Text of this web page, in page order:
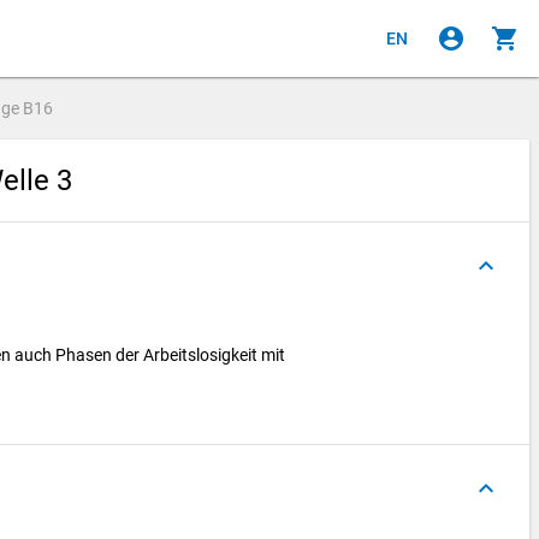
EN account_circle shopping_cart
B16
3
keyboard_arrow_up
auch Phasen der Arbeitslosigkeit mit
keyboard_arrow_up